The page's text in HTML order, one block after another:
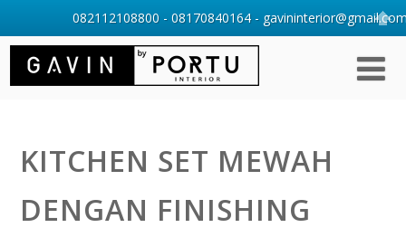
KITCHEN SET MEWAH
DENGAN FINISHING
082112108800 - 08170840164 -